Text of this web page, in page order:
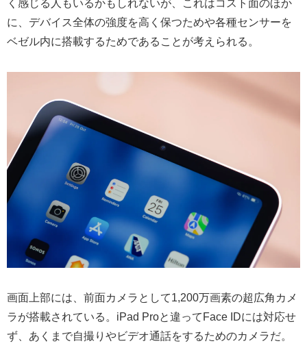
く感じる人もいるかもしれないが、これはコスト面のほか
に、デバイス全体の強度を高く保つためや各種センサーを
ベゼル内に搭載するためであることが考えられる。
画面上部には、前面カメラとして1,200万画素の超広角カメ
ラが搭載されている。iPad Proと違ってFace IDには対応せ
ず、あくまで自撮りやビデオ通話をするためのカメラだ。